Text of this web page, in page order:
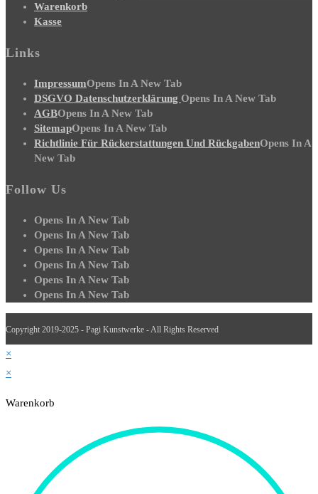
Warenkorb
Kasse
Links
ImpressumOpens In A New Tab
DSGVO Datenschutzerklärung Opens In A New Tab
AGBOpens In A New Tab
SitemapOpens In A New Tab
Richtlinie Für Rückerstattungen Und RückgabenOpens In A
New Tab
Follow Us
Opens In A New Tab
Opens In A New Tab
Opens In A New Tab
Opens In A New Tab
Opens In A New Tab
Opens In A New Tab
Copyright 2019-2025 - Pagi Kunstwerke - All Rights Reserved
×
×
Warenkorb